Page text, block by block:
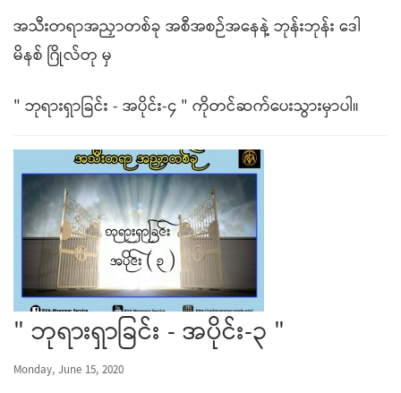
အသီးတရာအညှာတစ်ခု အစီအစဉ်အနေနဲ့ ဘုန်းဘုန်း ဒေါ
မိနစ် ဂြိုလ်တု မှ
" ဘုရားရှာခြင်း - အပိုင်း-၄ " ကိုတင်ဆက်ပေးသွားမှာပါ။
" ဘုရားရှာခြင်း - အပိုင်း-၃ "
Monday, June 15, 2020